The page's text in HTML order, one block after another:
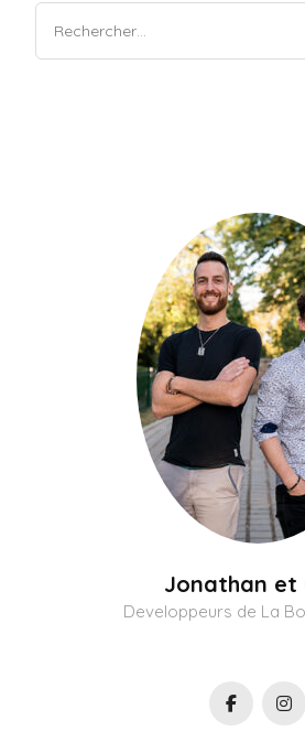
Jonathan et
Developpeurs de La